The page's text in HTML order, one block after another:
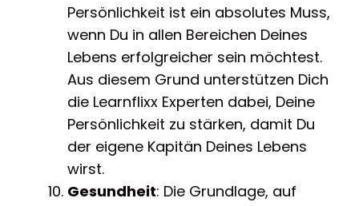
Persönlichkeit ist ein absolutes Muss,
wenn Du in allen Bereichen Deines
Lebens erfolgreicher sein möchtest.
Aus diesem Grund unterstützen Dich
die Learnflixx Experten dabei, Deine
Persönlichkeit zu stärken, damit Du
der eigene Kapitän Deines Lebens
wirst.
Gesundheit: Die Grundlage, auf